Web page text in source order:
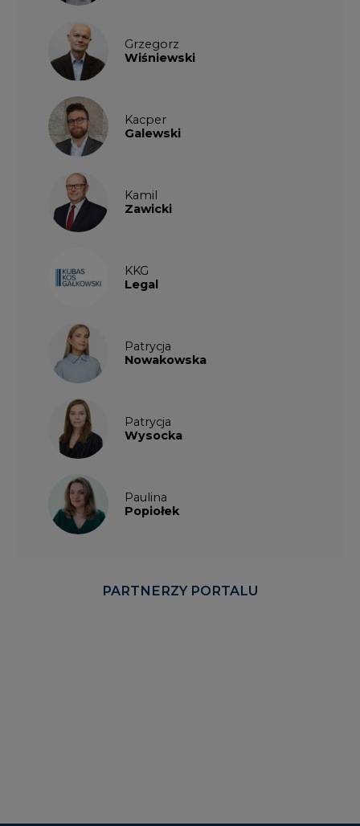
Grzegorz
Wiśniewski
Kacper
Galewski
Kamil
Zawicki
KKG
Legal
Patrycja
Nowakowska
Patrycja
Wysocka
Paulina
Popiołek
PARTNERZY PORTALU